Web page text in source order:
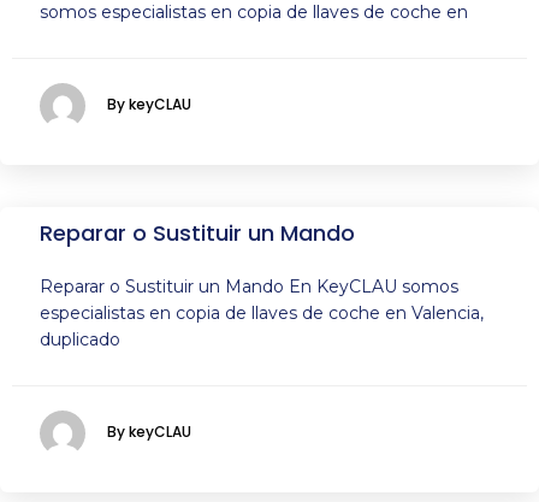
somos especialistas en copia de llaves de coche en
By keyCLAU
Reparar o Sustituir un Mando
Reparar o Sustituir un Mando En KeyCLAU somos
especialistas en copia de llaves de coche en Valencia,
duplicado
By keyCLAU